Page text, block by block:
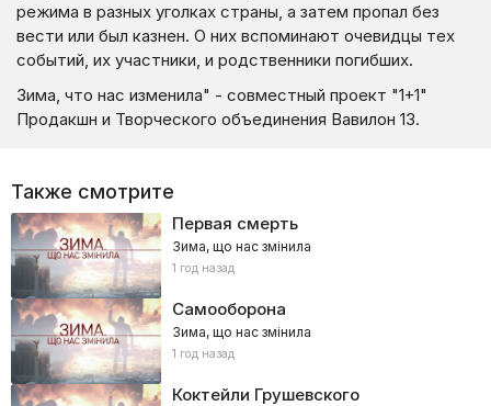
режима в разных уголках страны, а затем пропал без
вести или был казнен. О них вспоминают очевидцы тех
событий, их участники, и родственники погибших.
Зима, что нас изменила" - совместный проект "1+1"
Продакшн и Творческого объединения Вавилон 13.
Также смотрите
Первая смерть
Зима, що нас змінила
1 год назад
Самооборона
Зима, що нас змінила
1 год назад
Коктейли Грушевского